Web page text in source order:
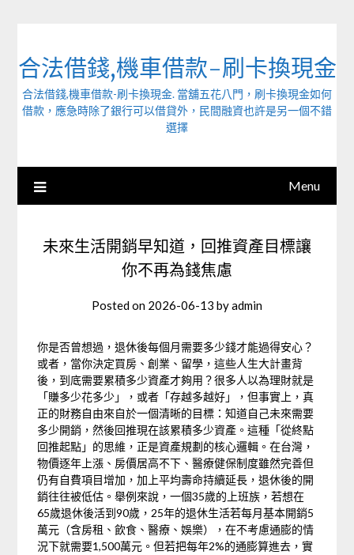
合法借錢,機車借款-刷卡換現金
合法借錢,機車借款-刷卡換現金. 當舖五花八門，刷卡換現金如何
借款，應急時除了銀行可以借貸外，民間融資也許是另一個不錯
選擇
Menu
未來生活開銷早知道，回推資產目標讓
你不再為錢焦慮
Posted on 2026-06-13 byadmin
你是否曾想過，退休後每個月需要多少錢才能過得安心？
或者，當你決定買房、創業、留學，這些人生大計畫背
後，到底需要累積多少資產才夠用？很多人以為理財就是
「賺多少花多少」，或者「存越多越好」，但事實上，真
正的財務自由來自於一個清晰的目標：知道自己未來需要
多少開銷，然後回推現在該累積多少資產。這種「從終點
回推起點」的思維，正是資產規劃的核心邏輯。在台灣，
物價逐年上漲、房價居高不下、醫療健保制度雖然完善但
仍有自費項目增加，加上平均壽命持續延長，退休後的開
銷往往被低估。舉例來說，一個35歲的上班族，若想在
65歲退休後活到90歲，25年的退休生活若每月基本開銷5
萬元（含房租、飲食、醫療、娛樂），在不考慮通膨的情
況下就需要1,500萬元。但若把每年2%的通膨算進去，實